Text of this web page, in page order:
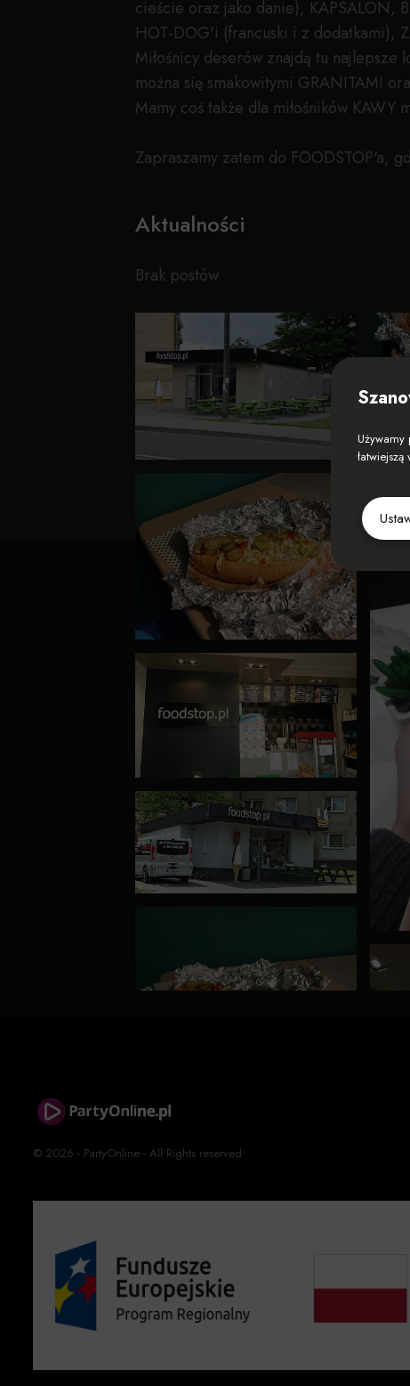
cieście oraz jako danie), KAPSALON,
HOT-DOG'i (francuski i z dodatkami),
Miłośnicy deserów znajdą tu
można się smakowitymi GRANITAMI
Mamy coś także dla miłośników
Zapraszamy zatem do FOODSTOP'a,
Aktualności
Brak postów
© 2026 - PartyOnline - All Rights reserved
Używamy